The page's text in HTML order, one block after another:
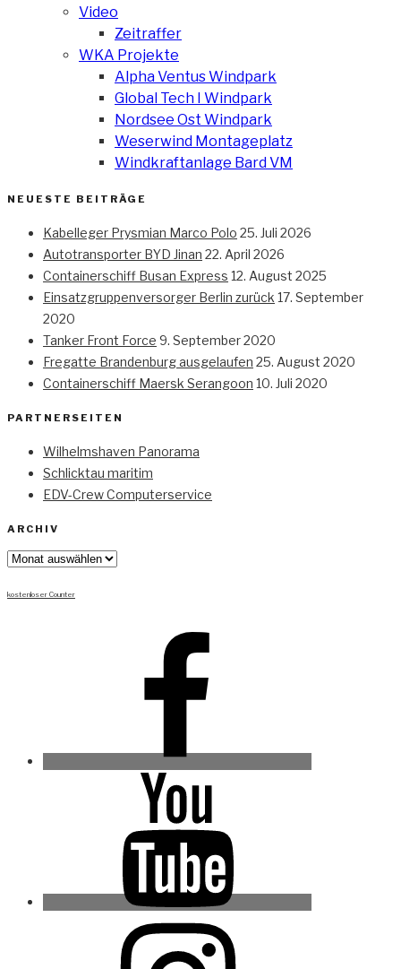
Video
Zeitraffer
WKA Projekte
Alpha Ventus Windpark
Global Tech I Windpark
Nordsee Ost Windpark
Weserwind Montageplatz
Windkraftanlage Bard VM
NEUESTE BEITRÄGE
Kabelleger Prysmian Marco Polo 25. Juli 2026
Autotransporter BYD Jinan 22. April 2026
Containerschiff Busan Express 12. August 2025
Einsatzgruppenversorger Berlin zurück 17. September
2020
Tanker Front Force 9. September 2020
Fregatte Brandenburg ausgelaufen 25. August 2020
Containerschiff Maersk Serangoon 10. Juli 2020
PARTNERSEITEN
Wilhelmshaven Panorama
Schlicktau maritim
EDV-Crew Computerservice
ARCHIV
Archiv
kostenloser Counter